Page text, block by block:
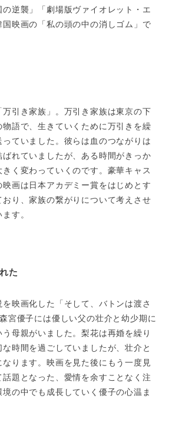
逆襲」「劇場版ヴァイオレット・エ
映画の「私の頭の中の消しゴム」で
引き家族」。万引き家族は東京の下
語で、生きていくために万引きを繰
っていました。彼らは血のつながりは
れていましたが、ある時間がきっか
く変わっていくのです。豪華キャス
映画は日本アカデミー賞をはじめとす
り、家族の繋がりについて考えさせ
す。
た
映画化した「そして、バトンは渡さ
宮優子には優しい父の壮介と幼少期に
母親がいました。梨花は再婚を繰り
時間を過ごしていましたが、壮介と
ります。映画を見た後にもう一度見
題となった、愛情を余すことなく注
の中でも成長していく優子の心温ま